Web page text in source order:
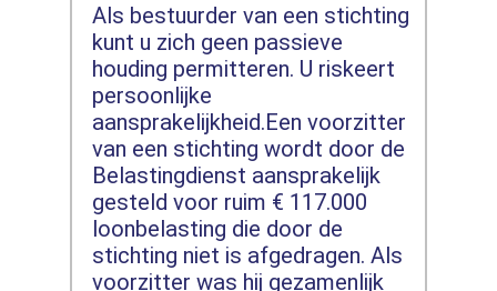
Als bestuurder van een stichting
kunt u zich geen passieve
houding permitteren. U riskeert
persoonlijke
aansprakelijkheid.Een voorzitter
van een stichting wordt door de
Belastingdienst aansprakelijk
gesteld voor ruim € 117.000
loonbelasting die door de
stichting niet is afgedragen. Als
voorzitter was hij gezamenlijk